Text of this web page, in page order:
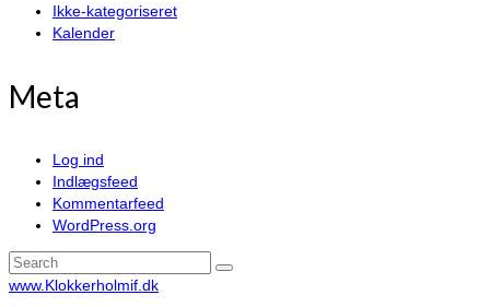
Ikke-kategoriseret
Kalender
Meta
Log ind
Indlægsfeed
Kommentarfeed
WordPress.org
Search
for:
www.Klokkerholmif.dk